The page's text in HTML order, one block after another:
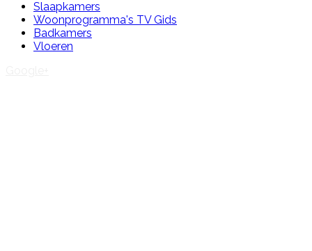
Slaapkamers
Woonprogramma's TV Gids
Badkamers
Vloeren